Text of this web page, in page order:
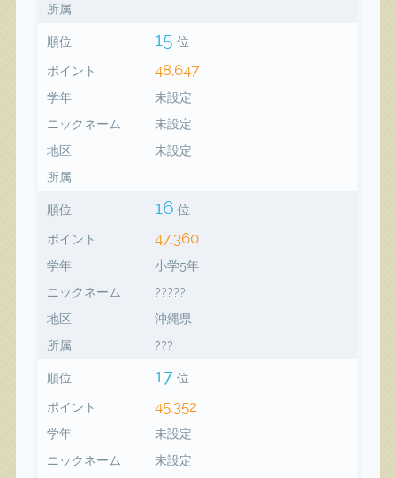
所属
順位 15 位
ポイント 48,647
学年
未設定
ニックネーム
未設定
地区
未設定
所属
順位 16 位
ポイント 47,360
学年
小学5年
ニックネーム
?????
地区
沖縄県
所属
???
順位 17 位
ポイント 45,352
学年
未設定
ニックネーム
未設定